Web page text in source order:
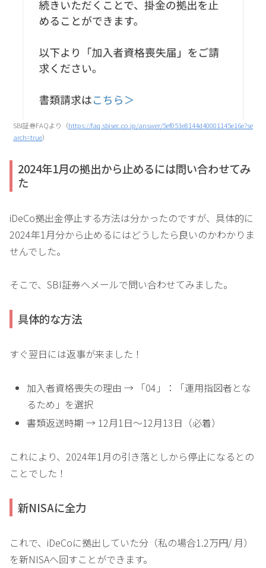
SBI証券FAQより（https://faq.sbisec.co.jp/answer/5ef053e8144d40001145e16e?se
arch=true）
2024年1月の拠出から止めるには問い合わせてみ
た
iDeCo拠出金停止する方法は分かったのですが、具体的に
2024年1月分から止めるにはどうしたら良いのかわかりま
せんでした。
そこで、SBI証券へメールで問い合わせてみました。
具体的な方法
すぐ翌日には返事が来ました！
加入者資格喪失の理由 → 「04」：「運用指図者とな
るため」を選択
書類返送時期 → 12月1日～12月13日（必着）
これにより、2024年1月の引き落としから停止になるとの
ことでした！
新NISAに全力
これで、iDeCoに拠出していた分（私の場合1.2万円/ 月）
を新NISAへ回すことができます。